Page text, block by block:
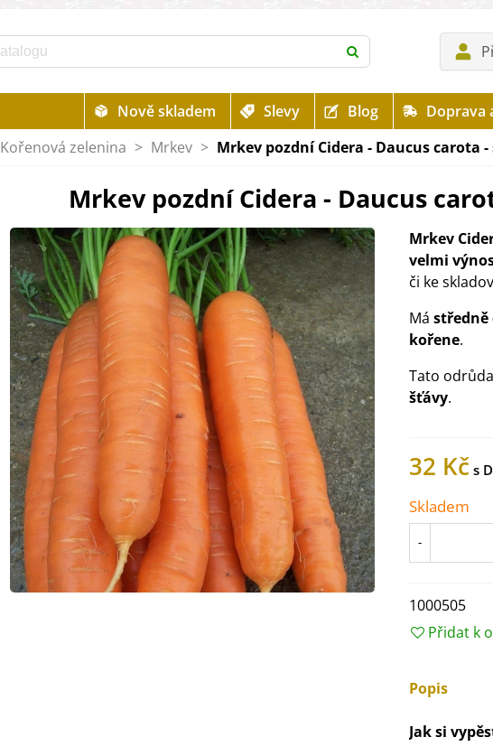
Nově skladem Slevy Blog Doprava
Kořenová zelenina > Mrkev > Mrkev pozdní Cidera - Daucus carota -
Mrkev pozdní Cidera - Daucus
Mrkev
velmi
či ke
Má
kořene.
Tato
šťávy.
32 Kč
Skladem
-
1000505
Přidat k
Popis
Jak si